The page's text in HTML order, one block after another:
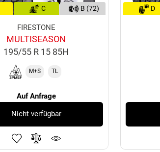
C B (72)
FIRESTONE
MULTISEASON
195/55 R 15 85H
M+S TL
Auf Anfrage
Nicht verfügbar
D